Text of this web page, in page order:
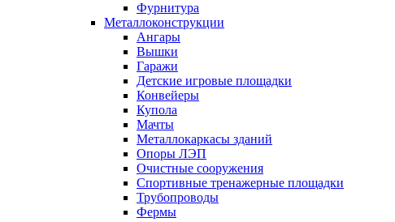
Фурнитура
Металлоконструкции
Ангары
Вышки
Гаражи
Детские игровые площадки
Конвейеры
Купола
Мачты
Металлокаркасы зданий
Опоры ЛЭП
Очистные сооружения
Спортивные тренажерные площадки
Трубопроводы
Фермы